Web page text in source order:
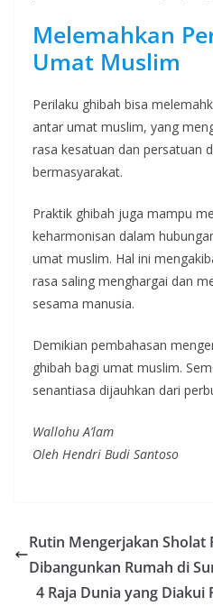
Melemahkan
Umat Muslim
Perilaku ghibah bisa
antar umat muslim, yang
rasa kesatuan dan persatuan
bermasyarakat.
Praktik ghibah juga mampu
keharmonisan dalam
umat muslim. Hal ini
rasa saling menghargai dan
sesama manusia.
Demikian pembahasan
ghibah bagi umat muslim.
senantiasa dijauhkan dari
Wallohu A’lam
Oleh Hendri Budi Santoso
Rutin Mengerjakan Sholat
Dibangunkan Rumah di
4 Raja Dunia yang Diakui